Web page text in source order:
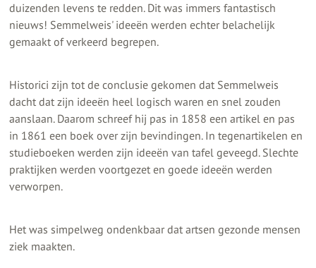
duizenden levens te redden. Dit was immers fantastisch
nieuws! Semmelweis' ideeën werden echter belachelijk
gemaakt of verkeerd begrepen.
Historici zijn tot de conclusie gekomen dat Semmelweis
dacht dat zijn ideeën heel logisch waren en snel zouden
aanslaan. Daarom schreef hij pas in 1858 een artikel en pas
in 1861 een boek over zijn bevindingen. In tegenartikelen en
studieboeken werden zijn ideeën van tafel geveegd. Slechte
praktijken werden voortgezet en goede ideeën werden
verworpen.
Het was simpelweg ondenkbaar dat artsen gezonde mensen
ziek maakten.